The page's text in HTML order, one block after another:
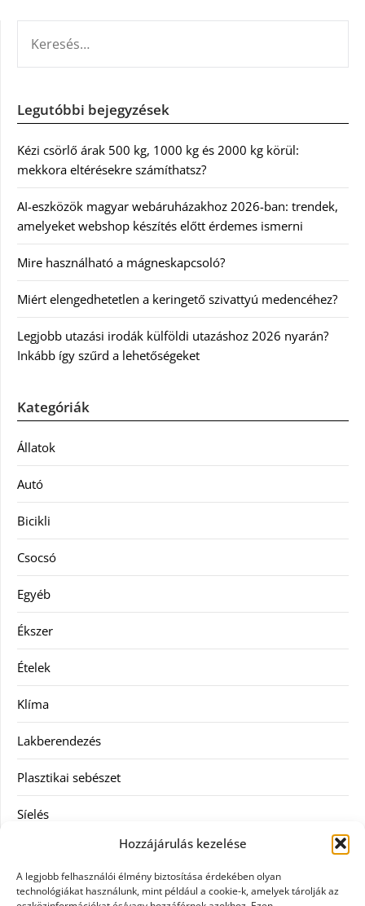
Hozzájárulás kezelése
A legjobb felhasználói élmény biztosítása érdekében olyan
technológiákat használunk, mint például a cookie-k, amelyek tárolják az
Legutóbbi bejegyzések
Kézi csörlő árak 500 kg, 1000 kg és 2000 kg körül:
mekkora eltérésekre számíthatsz?
AI-eszközök magyar webáruházakhoz 2026-ban: trendek,
amelyeket webshop készítés előtt érdemes ismerni
Mire használható a mágneskapcsoló?
Miért elengedhetetlen a keringető szivattyú medencéhez?
Legjobb utazási irodák külföldi utazáshoz 2026 nyarán?
Inkább így szűrd a lehetőségeket
Kategóriák
Állatok
Autó
Bicikli
Csocsó
Egyéb
Ékszer
Ételek
Klíma
Lakberendezés
Plasztikai sebészet
Síelés
Táskák